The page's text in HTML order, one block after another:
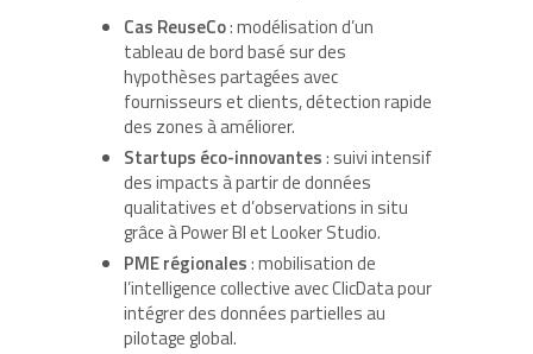
Cas ReuseCo: modélisation d’un
tableau de bord basé sur des
hypothèses partagées avec
fournisseurs et clients, détection rapide
des zones à améliorer.
Startups éco-innovantes: suivi intensif
des impacts à partir de données
qualitatives et d’observations in situ
grâce à Power BI et Looker Studio.
PME régionales: mobilisation de
l’intelligence collective avec ClicData pour
intégrer des données partielles au
pilotage global.